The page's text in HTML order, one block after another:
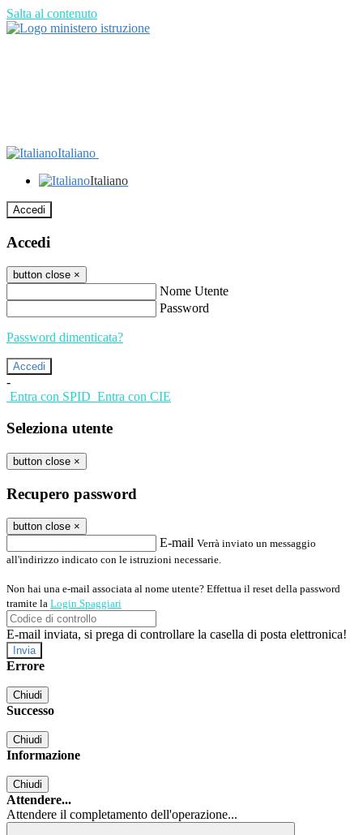
Salta al contenuto
Italiano
Italiano
Accedi
Accedi
button close ×
Nome Utente
Password
Password dimenticata?
-
Entra con SPID Entra con CIE
Seleziona utente
button close ×
Recupero password
button close ×
E-mail Verrà inviato un messaggio
all'indirizzo indicato con le istruzioni necessarie.
Non hai una e-mail associata al nome utente? Effettua il reset della password
tramite la Login Spaggiari
E-mail inviata, si prega di controllare la casella di posta elettronica!
Errore
Chiudi
Successo
Chiudi
Informazione
Chiudi
Attendere...
Attendere il completamento dell'operazione...